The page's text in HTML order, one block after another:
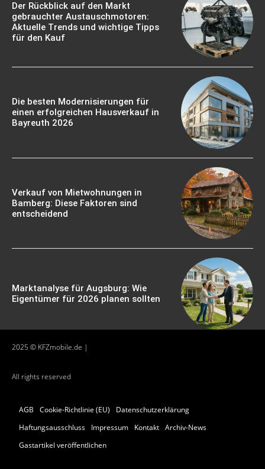
Der Rückblick auf den Markt
gebrauchter Austauschmotoren:
Aktuelle Trends und wichtige Tipps
für den Kauf
Die besten Modernisierungen für
einen erfolgreichen Hausverkauf in
Bayreuth 2026
Verkauf von Mietwohnungen in
Bamberg: Diese Faktoren sind
entscheidend
Marktanalyse für Augsburg: Wie
Eigentümer für 2026 planen sollten
2025 © KFZmobile.de |
All rights reserved
AGB Cookie-Richtlinie (EU)
Datenschutzerklärung
Haftungsausschluss
Impressum Kontakt Archiv-News
Gastartikel veröffentlichen